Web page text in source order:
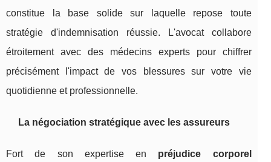
constitue la base solide sur laquelle repose toute
stratégie d'indemnisation réussie. L'avocat collabore
étroitement avec des médecins experts pour chiffrer
précisément l'impact de vos blessures sur votre vie
quotidienne et professionnelle.
La négociation stratégique avec les assureurs
Fort de son expertise en préjudice corporel